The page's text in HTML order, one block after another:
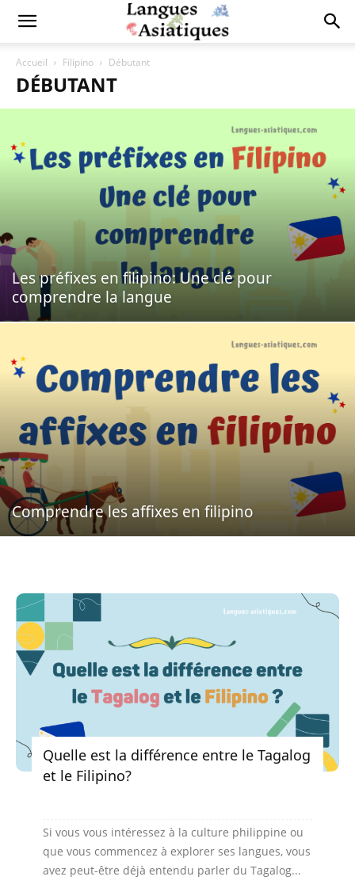
Accueil Filipino Débutant
DÉBUTANT
Les préfixes en filipino: Une clé pour
comprendre la langue
Comprendre les affixes en filipino
Quelle est la différence entre le Tagalog
et le Filipino?
Si vous vous intéressez à la culture philippine ou
que vous commencez à explorer ses langues, vous
avez peut-être déjà entendu parler du Tagalog...